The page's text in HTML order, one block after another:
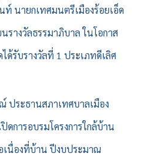
นายกเทศมนตรีเมืองร้อยเอ็ด
รางวัลธรรมาภิบาล ในโอกาส
ด้รับรางวัลที่ 1 ประเภทดีเลิศ
ประธานสภาเทศบาลเมือง
ดการอบรมโครงการใกล้บ้าน
เนื่องที่บ้าน ปีงบประมาณ